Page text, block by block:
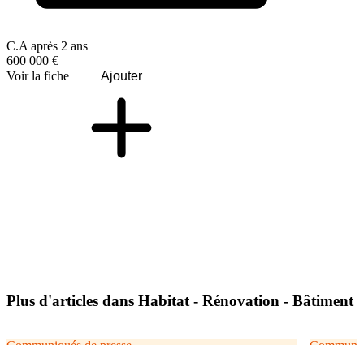
C.A après 2 ans
600 000 €
Voir la fiche
Ajouter
Plus d'articles dans Habitat - Rénovation - Bâtiment